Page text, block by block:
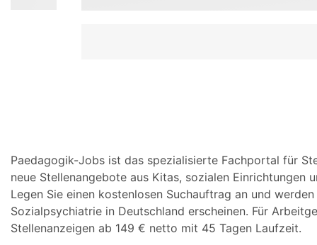
Paedagogik-Jobs ist das spezialisierte Fachportal für
neue Stellenangebote aus Kitas, sozialen Einrichtungen
Legen Sie einen kostenlosen Suchauftrag an und
Sozialpsychiatrie in Deutschland erscheinen. Für
Stellenanzeigen ab 149 € netto mit 45 Tagen Laufzeit.